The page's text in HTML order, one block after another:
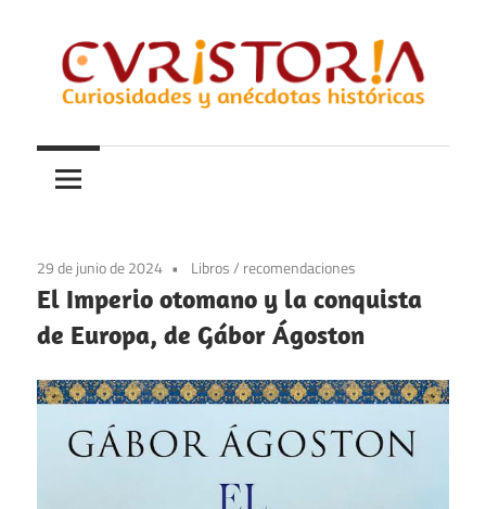
contenido
Curistoria
y
anécdotas
historia
29 de junio de 2024 Libros/ recomendaciones
El Imperio otomano y la conquista
de Europa, de Gábor Ágoston